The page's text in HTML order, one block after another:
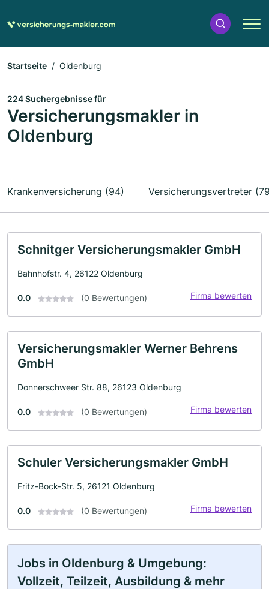
Startseite Oldenburg
224 Suchergebnisse für
Versicherungsmakler in
Oldenburg
Krankenversicherung (94) Versicherungsvertreter
Schnitger Versicherungsmakler GmbH
Bahnhofstr. 4, 26122 Oldenburg
0.0 (0 Bewertungen) Firma bewerten
Versicherungsmakler Werner Behrens
GmbH
Donnerschweer Str. 88, 26123 Oldenburg
0.0 (0 Bewertungen) Firma bewerten
Schuler Versicherungsmakler GmbH
Fritz-Bock-Str. 5, 26121 Oldenburg
0.0 (0 Bewertungen) Firma bewerten
Jobs in Oldenburg & Umgebung:
Vollzeit, Teilzeit, Ausbildung & mehr